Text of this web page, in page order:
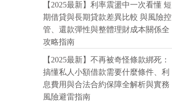
【2025最新】利率震盪中一次看懂 短
期借貸與長期貸款差異比較 與風險控
管、還款彈性與整體理財成本關係全
攻略指南
【2025最新】不再被奇怪條款綁死：
搞懂私人小額借款需要什麼條件、利
息費用與合法合約保障全解析與實務
風險避雷指南